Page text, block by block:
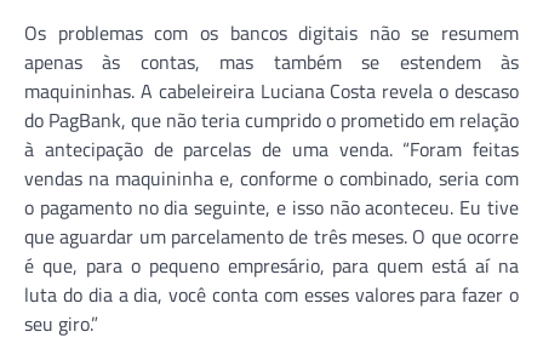
Os problemas com os bancos digitais não se resumem
apenas às contas, mas também se estendem às
maquininhas. A cabeleireira Luciana Costa revela o descaso
do PagBank, que não teria cumprido o prometido em relação
à antecipação de parcelas de uma venda. “Foram feitas
vendas na maquininha e, conforme o combinado, seria com
o pagamento no dia seguinte, e isso não aconteceu. Eu tive
que aguardar um parcelamento de três meses. O que ocorre
é que, para o pequeno empresário, para quem está aí na
luta do dia a dia, você conta com esses valores para fazer o
seu giro.”